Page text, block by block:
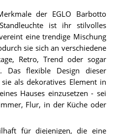
der EGLO Barbotto
ist ihr stilvolles
eine trendige Mischung
sie sich an verschiedene
Retro, Trend oder sogar
Das flexible Design dieser
als dekoratives Element in
Hauses einzusetzen - sei
Flur, in der Küche oder
für diejenigen, die eine